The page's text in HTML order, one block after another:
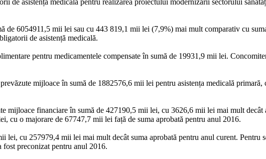
de 6054911,5 mii lei sau cu 443 819,1 mii lei (7,9%) mai mult comparativ cu
de asistență medicală.
pentru medicamentele compensate în sumă de 19931,9 mii lei.
mijloace în sumă de 1882576,6 mii lei pentru asistența medicală primară,
mijloace financiare în sumă de 427190,5 mii lei, cu 3626,6 mii lei mai mult
cu o majorare de 67747,7 mii lei față de suma aprobată pentru anul 2016.
lei, cu 257979,4 mii lei mai mult decât suma aprobată pentru anul curent.
preconizat pentru anul 2016.